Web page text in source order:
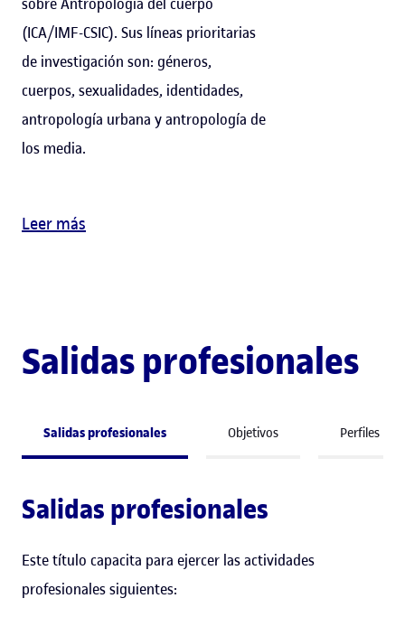
(ICA/IMF-CSIC). Sus líneas prioritarias
de investigación son: géneros,
cuerpos, sexualidades, identidades,
antropología urbana y antropología de
los media.
Leer más
Salidas profesionales
Salidas profesionales Objetivos Perfiles
Salidas profesionales
Este título capacita para ejercer las actividades
profesionales siguientes: